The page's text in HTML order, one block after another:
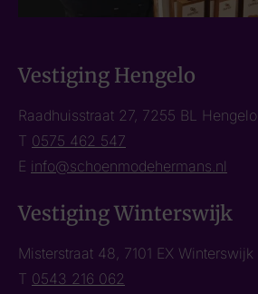
Vestiging Hengelo
Raadhuisstraat 27, 7255 BL Hengelo
T 0575 462 547
E info@schoenmodehermans.nl
Vestiging Winterswijk
Misterstraat 48, 7101 EX Winterswijk
T 0543 216 062